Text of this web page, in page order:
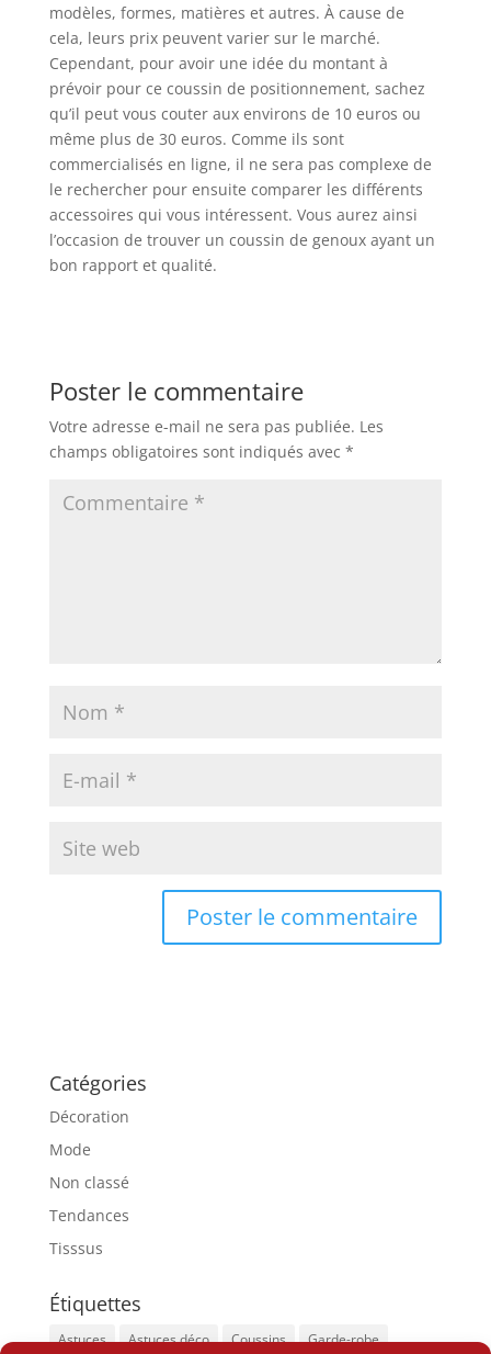
modèles, formes, matières et autres. À cause de
cela, leurs prix peuvent varier sur le marché.
Cependant, pour avoir une idée du montant à
prévoir pour ce coussin de positionnement, sachez
qu’il peut vous couter aux environs de 10 euros ou
même plus de 30 euros. Comme ils sont
commercialisés en ligne, il ne sera pas complexe de
le rechercher pour ensuite comparer les différents
accessoires qui vous intéressent. Vous aurez ainsi
l’occasion de trouver un coussin de genoux ayant un
bon rapport et qualité.
Poster le commentaire
Votre adresse e-mail ne sera pas publiée. Les
champs obligatoires sont indiqués avec *
Catégories
Décoration
Mode
Non classé
Tendances
Tisssus
Étiquettes
Astuces Astuces déco Coussins Garde-robe